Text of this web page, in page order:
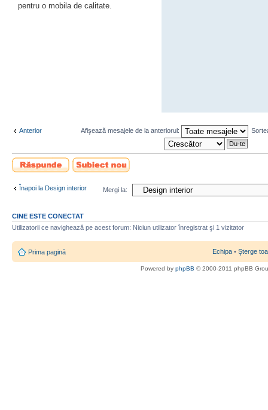
pentru o mobila de calitate.
Anterior Afişează mesajele de la anteriorul:
Scrie un răspuns
Scrie un subiect
nou
Înapoi la Design interior Mergi la:
CINE ESTE CONECTAT
Utilizatorii ce navighează pe acest forum: Niciun utilizator înregistrat şi 1 vizitator
Prima pagină Echipa • Şterge
Powered by phpBB © 2000-2011 phpBB